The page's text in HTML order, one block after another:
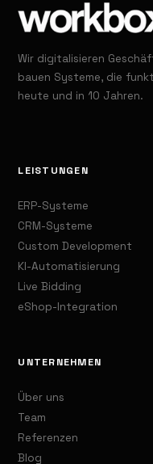
Wir digitalisieren
bauen Systeme, die
heute und in 10 Jahren.
LEISTUNGEN
ERP-Systeme
CRM-Systeme
Custom Development
KI-Automatisierung
Live Bidding
eShop-Integration
UNTERNEHMEN
Über uns
Team
Referenzen
Blog